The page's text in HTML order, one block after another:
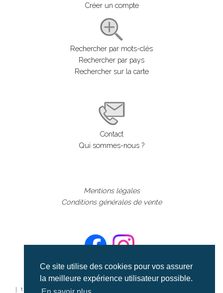
Ce site utilise des cookies pour vos assurer
la meilleure expérience utilisateur possible.
Créer un compte
Rechercher par mots-clés
Rechercher par pays
Rechercher sur la carte
Contact
Qui sommes-nous ?
Mentions légales
Conditions générales de vente
©aerialcollection marque déposée 2024
| tous droits réservés | aerialcollection.fr banque d'images